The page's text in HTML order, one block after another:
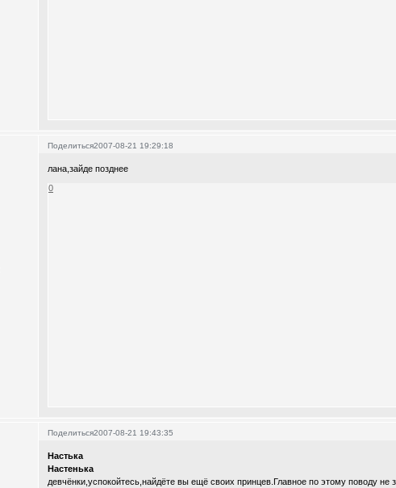
Поделиться2007-08-21 19:29:18
лана,зайде позднее
0
Поделиться2007-08-21 19:43:35
Настька
Настенька
девчёнки,успокойтесь,найдёте вы ещё своих принцев.Главное по этому поводу не